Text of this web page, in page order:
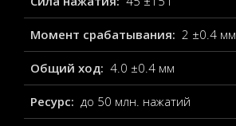
Момент срабатывания: 2 ±0.4 мм
Общий ход: 4.0 ±0.4 мм
Ресурс: до 50 млн. нажатий